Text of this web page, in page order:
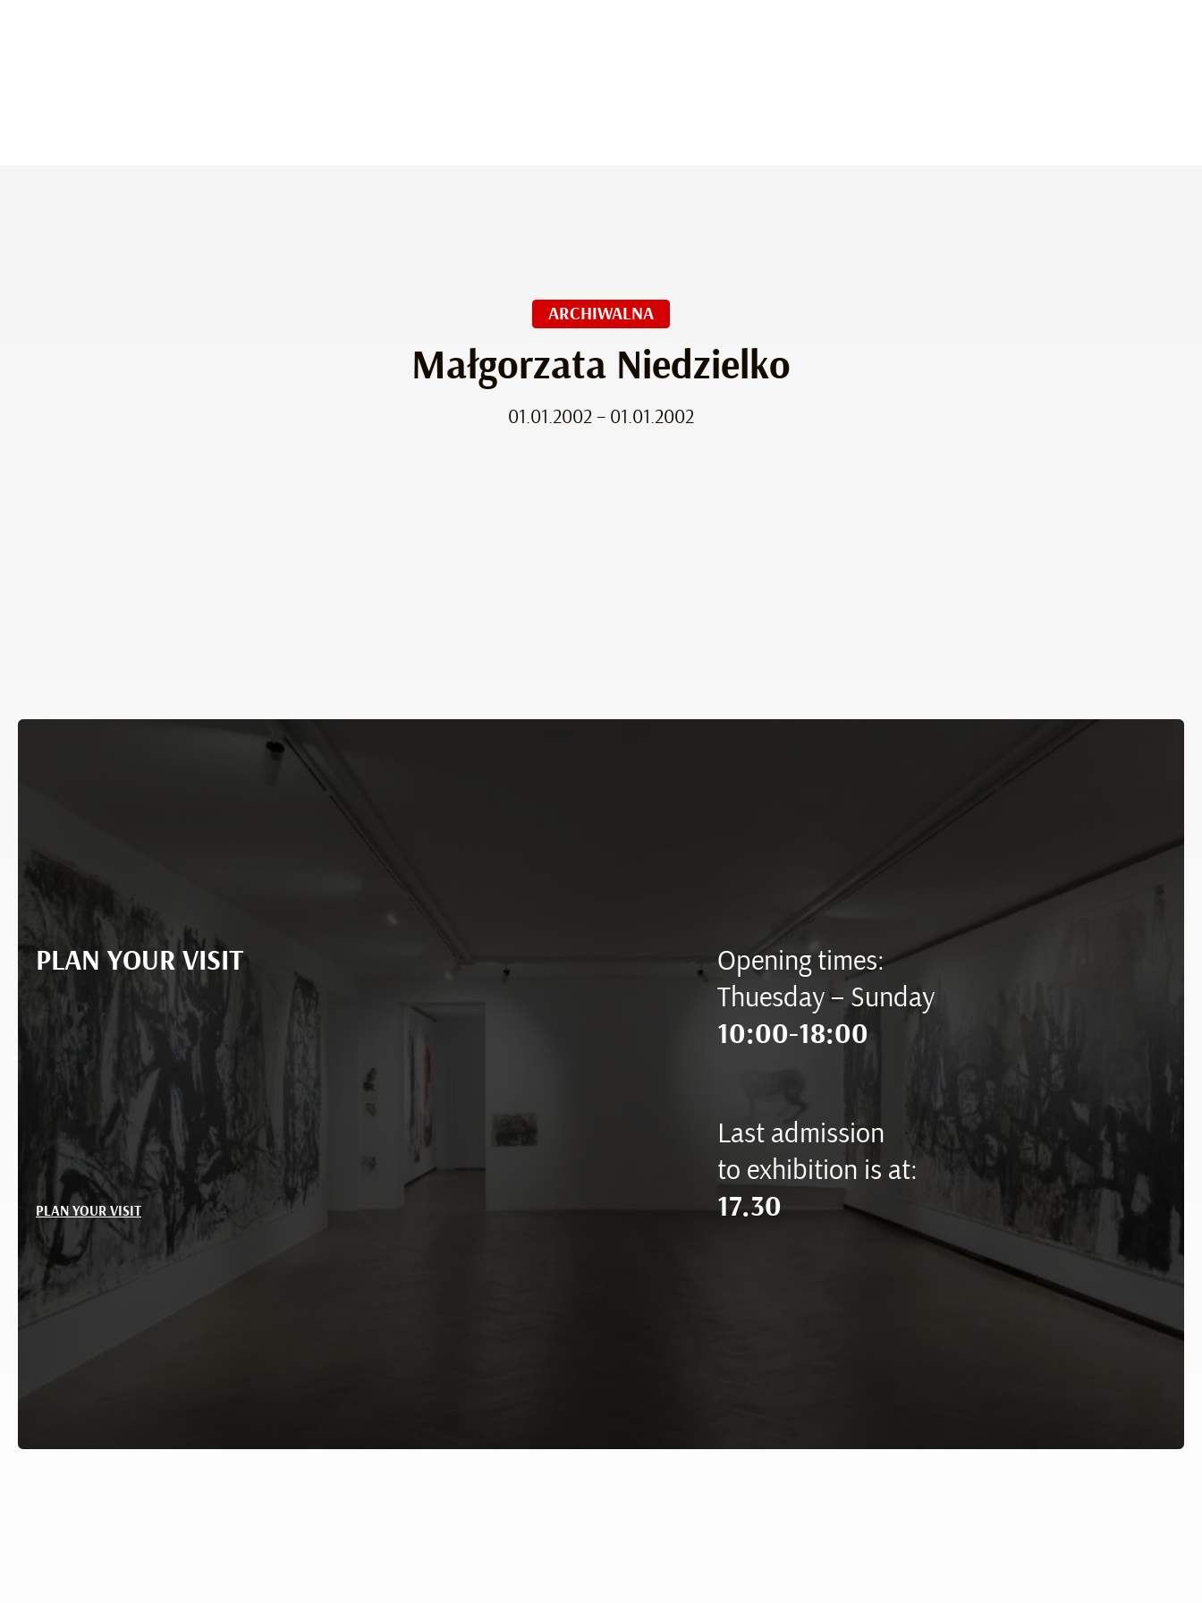
ARCHIWALNA
Małgorzata Niedzielko
01.01.2002 – 01.01.2002
PLAN YOUR VISIT
Opening times:
Thuesday – Sunday
10:00-18:00
Last admission
to exhibition is at:
17.30
PLAN YOUR VISIT